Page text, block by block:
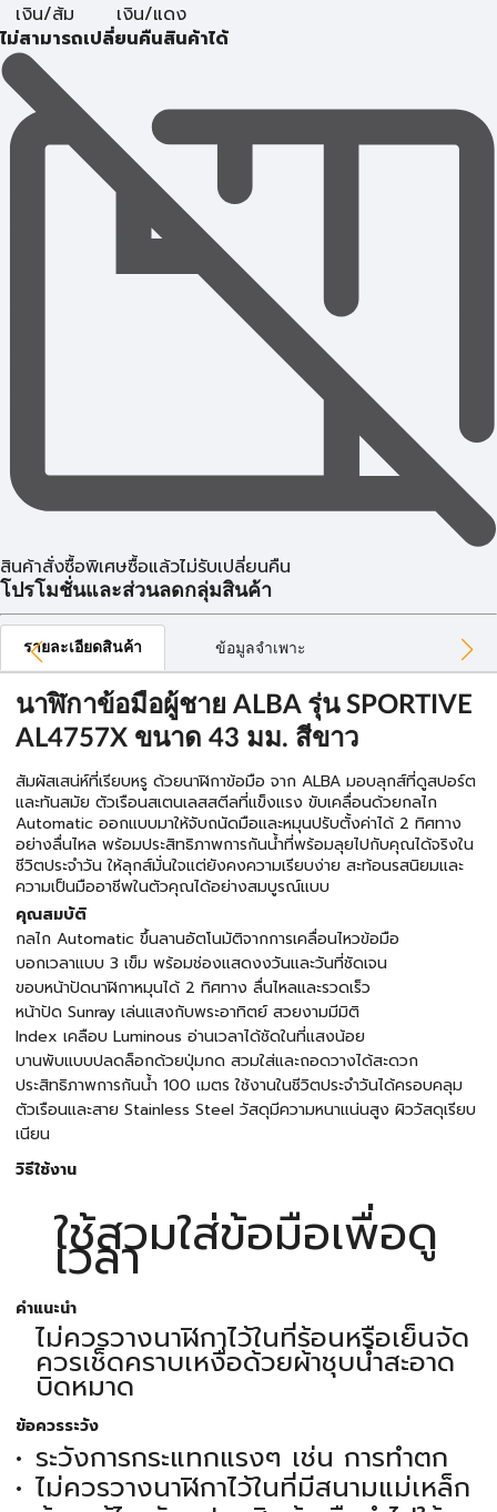
เงิน/ส้ม
เงิน/แดง
ไม่สามารถเปลี่ยนคืนสินค้าได้
สินค้าสั่งซื้อพิเศษซื้อแล้วไม่รับเปลี่ยนคืน
โปรโมชั่นและส่วนลดกลุ่มสินค้า
รายละเอียดสินค้า ข้อมูลจำเพาะ
นาฬิกาข้อมือผู้ชาย ALBA รุ่น SPORTIVE
AL4757X ขนาด 43 มม. สีขาว
สัมผัสเสน่ห์ที่เรียบหรู ด้วยนาฬิกาข้อมือ จาก ALBA มอบลุกส์ที่ดูสปอร์ต
และทันสมัย ตัวเรือนสเตนเลสสตีลที่แข็งแรง ขับเคลื่อนด้วยกลไก
Automatic ออกแบบมาให้จับถนัดมือและหมุนปรับตั้งค่าได้ 2 ทิศทาง
อย่างลื่นไหล พร้อมประสิทธิภาพการกันน้ำที่พร้อมลุยไปกับคุณได้จริงใน
ชีวิตประจำวัน ให้ลุกส์มั่นใจแต่ยังคงความเรียบง่าย สะท้อนรสนิยมและ
ความเป็นมืออาชีพในตัวคุณได้อย่างสมบูรณ์แบบ
คุณสมบัติ
กลไก Automatic ขึ้นลานอัตโนมัติจากการเคลื่อนไหวข้อมือ
บอกเวลาแบบ 3 เข็ม พร้อมช่องแสดงงวันและวันที่ชัดเจน
ขอบหน้าปัดนาฬิกาหมุนได้ 2 ทิศทาง ลื่นไหลและรวดเร็ว
หน้าปัด Sunray เล่นแสงกับพระอาทิตย์ สวยงามมีมิติ
Index เคลือบ Luminous อ่านเวลาได้ชัดในที่แสงน้อย
บานพับแบบปลดล็อกด้วยปุ่มกด สวมใส่และถอดวางได้สะดวก
ประสิทธิภาพการกันน้ำ 100 เมตร ใช้งานในชีวิตประจำวันได้ครอบคลุม
ตัวเรือนและสาย Stainless Steel วัสดุมีความหนาแน่นสูง ผิววัสดุเรียบ
เนียน
วิธีใช้งาน
ใช้สวมใส่ข้อมือเพื่อดู
เวลา
คำแนะนำ
ไม่ควรวางนาฬิกาไว้ในที่ร้อนหรือเย็นจัด
ควรเช็ดคราบเหงื่อด้วยผ้าชุบน้ำสะอาด
บิดหมาด
ข้อควรระวัง
ระวังการกระแทกแรงๆ เช่น การทำตก
ไม่ควรวางนาฬิกาไว้ในที่มีสนามแม่เหล็ก